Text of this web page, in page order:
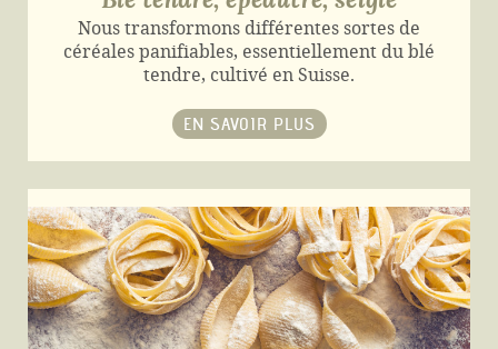
Nous transformons différentes sortes de
céréales panifiables, essentiellement du blé
tendre, cultivé en Suisse.
EN SAVOIR PLUS